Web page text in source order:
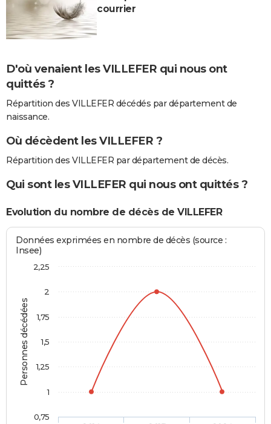
courrier
D'où venaient les VILLEFER qui nous ont
quittés ?
Répartition des VILLEFER décédés par département de
naissance.
Où décèdent les VILLEFER ?
Répartition des VILLEFER par département de décès.
Qui sont les VILLEFER qui nous ont quittés ?
Evolution du nombre de décès de VILLEFER
Personnes décédées
Données exprimées en nombre de décès (source :
Insee)
0,75
1
1,25
1,5
1,75
2
2,25